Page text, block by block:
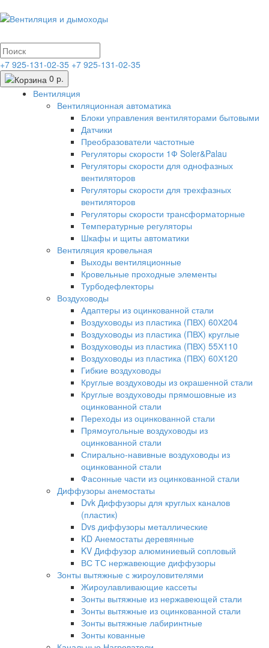
+7 925-131-02-35 +7 925-131-02-35
0 р.
Вентиляция
Вентиляционная автоматика
Блоки управления вентиляторами бытовыми
Датчики
Преобразователи частотные
Регуляторы скорости 1Ф Soler&Palau
Регуляторы скорости для однофазных
вентиляторов
Регуляторы скорости для трехфазных
вентиляторов
Регуляторы скорости трансформаторные
Температурные регуляторы
Шкафы и щиты автоматики
Вентиляция кровельная
Выходы вентиляционные
Кровельные проходные элементы
Турбодефлекторы
Воздуховоды
Адаптеры из оцинкованной стали
Воздуховоды из пластика (ПВХ) 60Х204
Воздуховоды из пластика (ПВХ) круглые
Воздуховоды из пластика (ПВХ) 55Х110
Воздуховоды из пластика (ПВХ) 60Х120
Гибкие воздуховоды
Круглые воздуховоды из окрашенной стали
Круглые воздуховоды прямошовные из
оцинкованной стали
Переходы из оцинкованной стали
Прямоугольные воздуховоды из
оцинкованной стали
Спирально-навивные воздуховоды из
оцинкованной стали
Фасонные части из оцинкованной стали
Диффузоры анемостаты
Dvk Диффузоры для круглых каналов
(пластик)
Dvs диффузоры металлические
KD Анемостаты деревянные
KV Диффузор алюминиевый сопловый
ВС ТС нержавеющие диффузоры
Зонты вытяжные с жироуловителями
Жироулавливающие кассеты
Зонты вытяжные из нержавеющей стали
Зонты вытяжные из оцинкованной стали
Зонты вытяжные лабиринтные
Зонты кованные